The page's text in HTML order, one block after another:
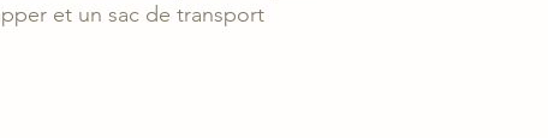
et un sac de transport